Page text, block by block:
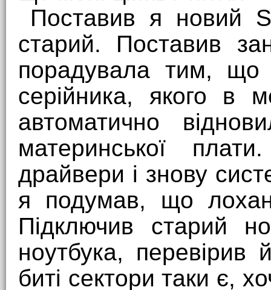
Поставив я новий
старий. Поставив
порадувала тим, що
серійника, якого в
автоматично
материнської
драйвери і знову
я подумав, що
Підключив старий
ноутбука,
биті сектори таки є,